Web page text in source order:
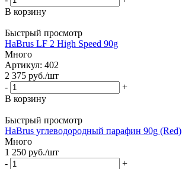
В корзину
Быстрый просмотр
HaBrus LF 2 High Speed 90g
Много
Артикул: 402
2 375 руб./шт
-
+
В корзину
Быстрый просмотр
HaBrus углеводородный парафин 90g (Red)
Много
1 250 руб./шт
-
+